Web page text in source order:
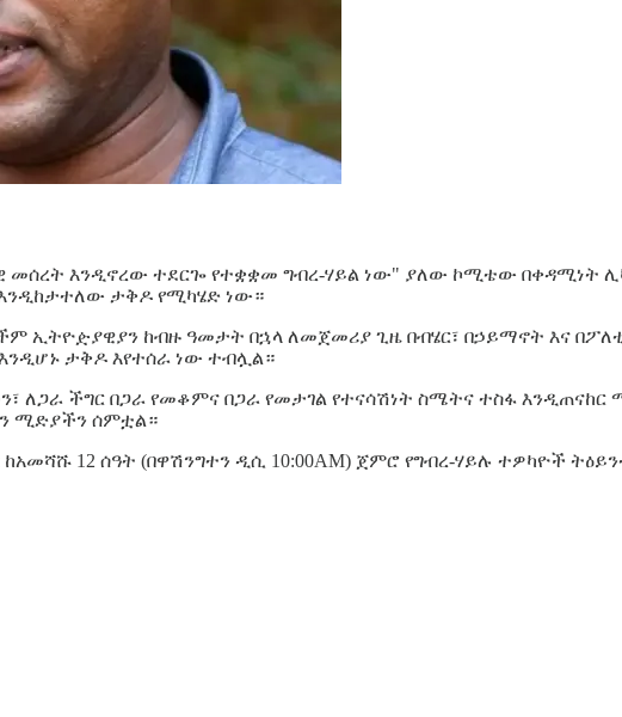
እንዲኖረው ተደርጐ የተቋቋመ ግብረ-ሃይል ነው" ያለው ኮሚቴው በቀዳሚነት
ታቅዶ የሚካሄድ ነው።
ኢትዮዽያዊያን ከብዙ ዓመታት በኋላ ለመጀመሪያ ጊዜ በብሄር፣ በኃይማኖት እና
ታቅዶ እየተሰራ ነው ተብሏል።
ለጋራ ችግር በጋራ የመቆምና በጋራ የመታገል የተናሳሽነት ስሜትና ተስፋ
ሚድያችን ሰምቷል።
12 ሰዓት (በዋሽንግተን ዲሲ 10:00AM) ጀምሮ የግብረ-ሃይሉ ተዎካዮች